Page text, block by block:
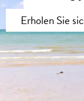
Erholen Sie